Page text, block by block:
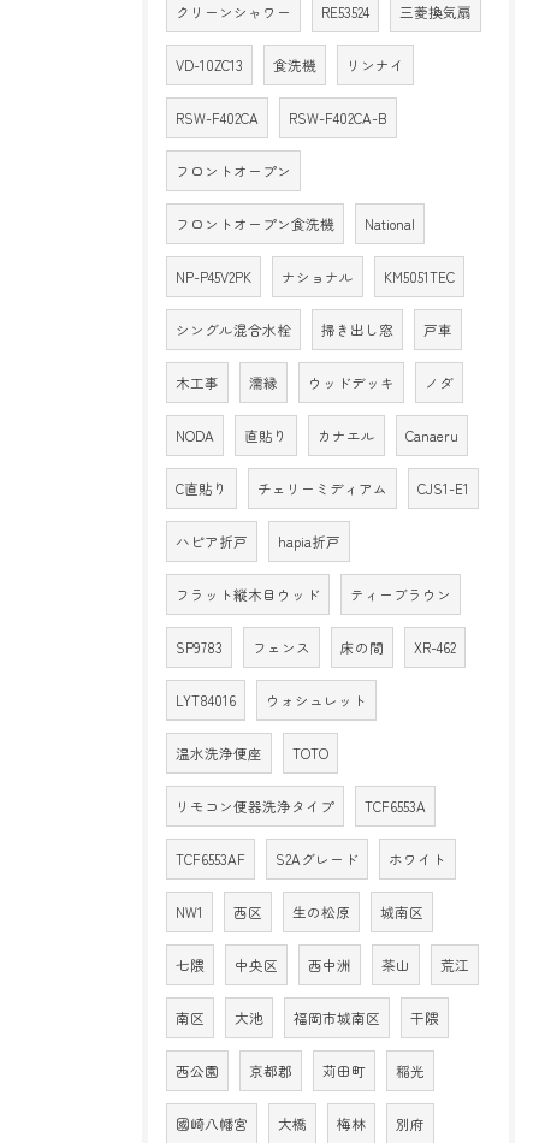
クリーンシャワー RE53524 三菱換気扇
VD-10ZC13 食洗機 リンナイ
RSW-F402CA RSW-F402CA-B
フロントオープン
フロントオープン食洗機 National
NP-P45V2PK ナショナル KM5051TEC
シングル混合水栓 掃き出し窓 戸車
木工事 濡縁 ウッドデッキ ノダ
NODA 直貼り カナエル Canaeru
C直貼り チェリーミディアム CJS1-E1
ハピア折戸 hapia折戸
フラット縦木目ウッド ティーブラウン
SP9783 フェンス 床の間 XR-462
LYT84016 ウォシュレット
温水洗浄便座 TOTO
リモコン便器洗浄タイプ TCF6553A
TCF6553AF S2Aグレード ホワイト
NW1 西区 生の松原 城南区
七隈 中央区 西中洲 茶山 荒江
南区 大池 福岡市城南区 干隈
西公園 京都郡 苅田町 稲光
國崎八幡宮 大橋 梅林 別府